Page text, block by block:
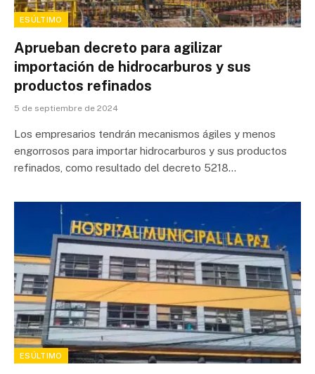
ESÚLTIMO
Aprueban decreto para agilizar
importación de hidrocarburos y sus
productos refinados
5 de septiembre de 2024
Los empresarios tendrán mecanismos ágiles y menos
engorrosos para importar hidrocarburos y sus productos
refinados, como resultado del decreto 5218…
ESÚLTIMO